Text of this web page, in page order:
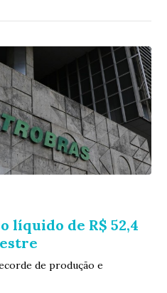
líquido de R$ 52,4
de produção e